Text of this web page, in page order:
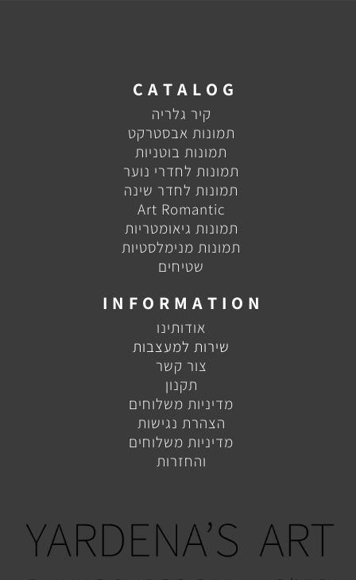
C A T A L O G
קיר גלריה
תמונות אבסטרקט
תמונות בוטניות
תמונות לחדרי נוער
תמונות לחדר שינה
Art Romantic
תמונות גיאומטריות
תמונות מנימלסטיות
שטיחים
I N F O R M A T I O N
אודותינו
שירות למעצבות
צור קשר
תקנון
מדיניות משלוחים
הצהרת נגישות
מדיניות משלוחים
והחזרות